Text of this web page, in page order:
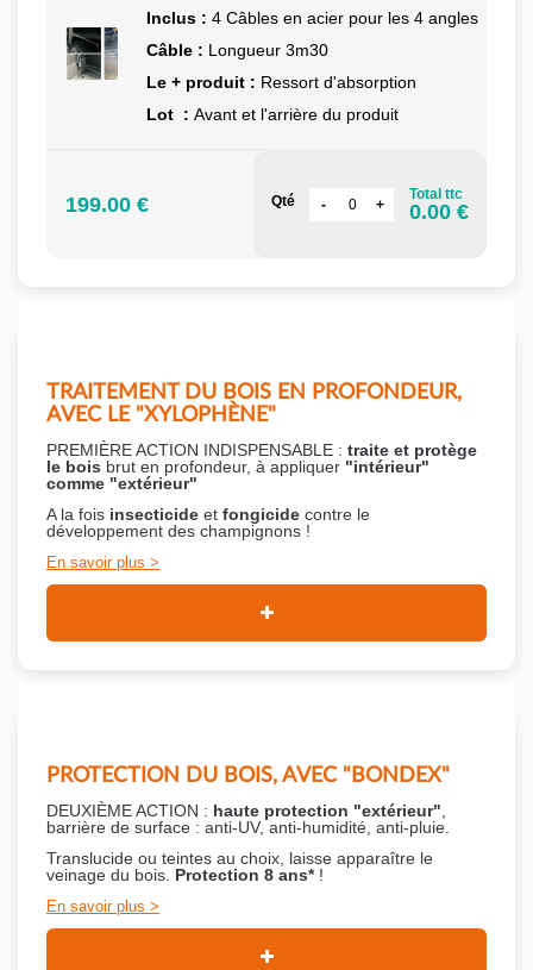
Inclus : 4 Câbles en acier pour les 4 angles
Câble : Longueur 3m30
Le + produit : Ressort d'absorption
Lot : Avant et l'arrière du produit
199.00 € Qté Total ttc
0.00 €
TRAITEMENT DU BOIS EN PROFONDEUR,
AVEC LE "XYLOPHÈNE"
PREMIÈRE ACTION INDISPENSABLE : traite et protège
le bois brut en profondeur, à appliquer "intérieur"
comme "extérieur"
A la fois insecticide et fongicide contre le
développement des champignons !
En savoir plus
PROTECTION DU BOIS, AVEC "BONDEX"
DEUXIÈME ACTION : haute protection "extérieur"
barrière de surface : anti-UV, anti-humidité, anti-pluie.
Translucide ou teintes au choix, laisse apparaître le
veinage du bois. Protection 8 ans*!
En savoir plus